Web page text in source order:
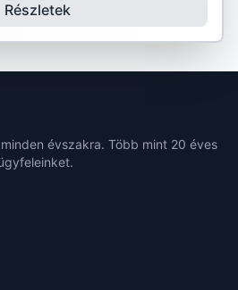
Részletek
évszakra. Több mint 20 éves